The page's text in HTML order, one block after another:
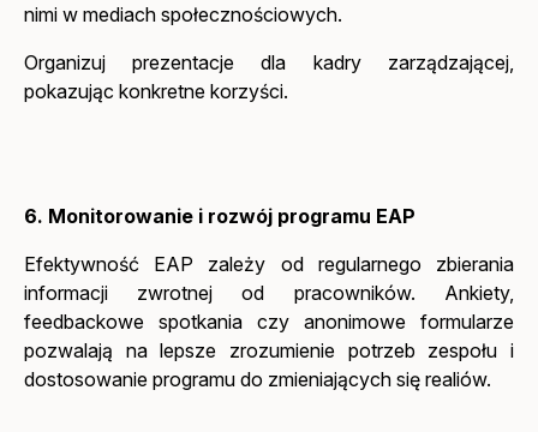
nimi w mediach społecznościowych.
Organizuj prezentacje dla kadry zarządzającej,
pokazując konkretne korzyści.
6. Monitorowanie i rozwój programu EAP
Efektywność EAP zależy od regularnego zbierania
informacji zwrotnej od pracowników. Ankiety,
feedbackowe spotkania czy anonimowe formularze
pozwalają na lepsze zrozumienie potrzeb zespołu i
dostosowanie programu do zmieniających się realiów.